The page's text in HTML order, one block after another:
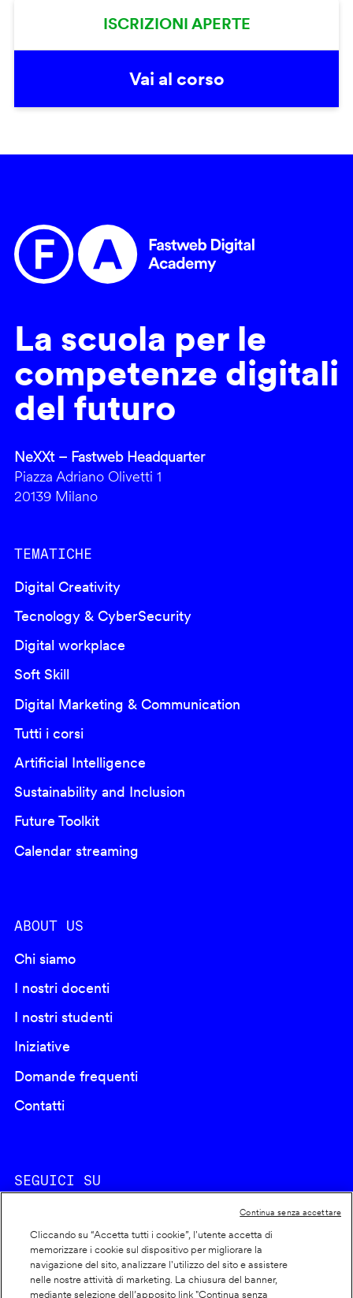
ISCRIZIONI APERTE
Vai al corso
La scuola per le
competenze digitali
del futuro
NeXXt – Fastweb Headquarter
Piazza Adriano Olivetti 1
20139 Milano
TEMATICHE
Digital Creativity
Tecnology & CyberSecurity
Digital workplace
Soft Skill
Digital Marketing & Communication
Tutti i corsi
Artificial Intelligence
Sustainability and Inclusion
Future Toolkit
Calendar streaming
ABOUT US
Chi siamo
I nostri docenti
I nostri studenti
Iniziative
Domande frequenti
Contatti
SEGUICI SU
Cookie policy
Cliccando su “Accetta tutti i cookie”, l'utente accetta di
memorizzare i cookie sul dispositivo per migliorare la
navigazione del sito, analizzare l'utilizzo del sito e assistere
nelle nostre attività di marketing. La chiusura del banner,
mediante selezione dell’apposito link "Continua senza
Continua senza accettare